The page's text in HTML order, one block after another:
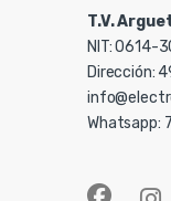
T.V.
NIT: 0614-
Dirección:
Whatsapp: